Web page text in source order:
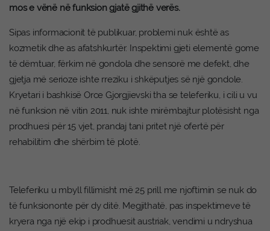
mos e vënë në funksion gjatë gjithë verës.
Sipas informacionit të publikuar, problemi nuk është as
kozmetik dhe as afatshkurtër. Inspektimi gjeti elementë gome
të dëmtuar, fërkim në gondola dhe sensorë me defekt, dhe
gjetja më serioze ishte rreziku i shkëputjes së një gondole.
Kryetari i bashkisë Orce Gjorgjievski tha se teleferiku, i cili u vu
në funksion në vitin 2011, nuk ishte mirëmbajtur plotësisht nga
prodhuesi për 15 vjet, prandaj tani pritet një ofertë për
rehabilitim dhe shërbim të plotë.
Teleferiku u mbyll fillimisht më 25 prill me njoftimin se nuk do
të funksiononte për dy ditë. Megjithatë, pas inspektimeve të
kryera nga një ekip i prodhuesit austriak, vendimi u ndryshua